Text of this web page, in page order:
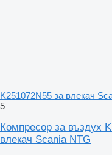
K251072N55 за влекач
5
Компресор за въздух
влекач Scania NTG